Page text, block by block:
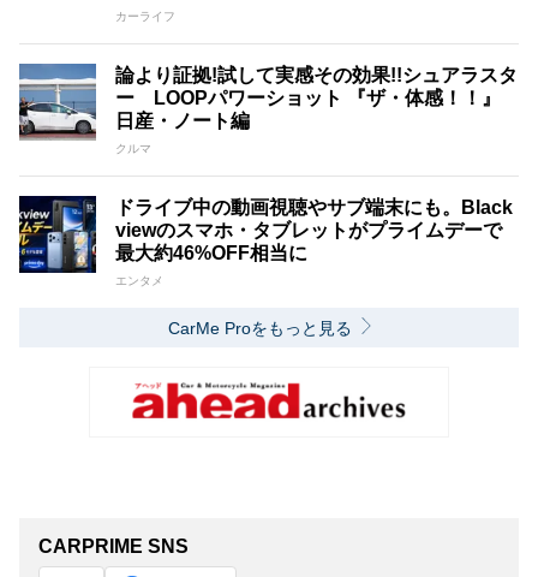
カーライフ
論より証拠!試して実感その効果!!シュアラスタ
ー LOOPパワーショット 『ザ・体感！！』
日産・ノート編
クルマ
ドライブ中の動画視聴やサブ端末にも。Black
viewのスマホ・タブレットがプライムデーで
最大約46%OFF相当に
エンタメ
CarMe Proをもっと見る
CARPRIME SNS